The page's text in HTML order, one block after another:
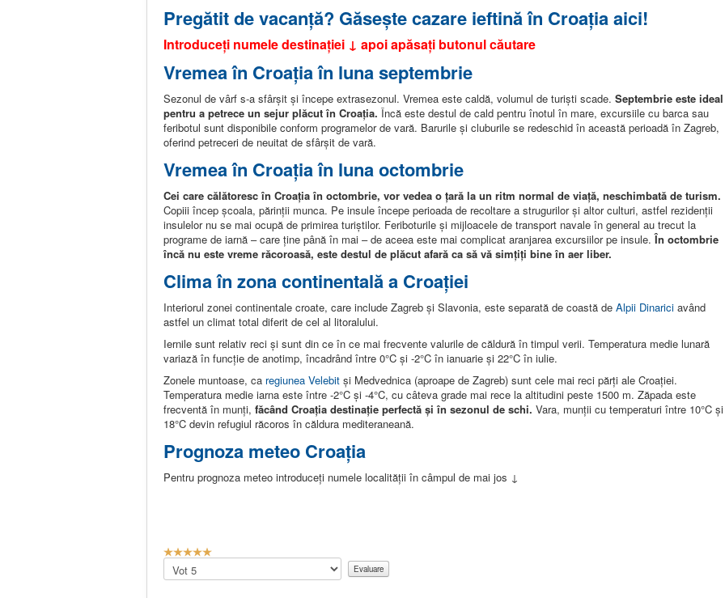
Pregătit de vacanță? Găsește cazare ieftină în Croația aici!
Introduceți numele destinației ↓ apoi apăsați butonul căutare
Vremea în Croația în luna septembrie
Sezonul de vârf s-a sfârșit și începe extrasezonul. Vremea este caldă, volumul de turiști scade. Septembrie este ideal
pentru a petrece un sejur plăcut în Croația. Încă este destul de cald pentru înotul în mare, excursiile cu barca sau
feribotul sunt disponibile conform programelor de vară. Barurile și cluburile se redeschid în această perioadă în Zagreb,
oferind petreceri de neuitat de sfârșit de vară.
Vremea în Croația în luna octombrie
Cei care călătoresc în Croația în octombrie, vor vedea o țară la un ritm normal de viață, neschimbată de turism.
Copiii încep școala, părinții munca. Pe insule începe perioada de recoltare a strugurilor și altor culturi, astfel rezidenții
insulelor nu se mai ocupă de primirea turiștilor. Feriboturile și mijloacele de transport navale în general au trecut la
programe de iarnă – care ține până în mai – de aceea este mai complicat aranjarea excursiilor pe insule.În octombrie
încă nu este vreme răcoroasă, este destul de plăcut afară ca să vă simțiți bine în aer liber.
Clima în zona continentală a Croației
Interiorul zonei continentale croate, care include Zagreb și Slavonia, este separată de coastă de Alpii Dinarici având
astfel un climat total diferit de cel al litoralului.
Iernile sunt relativ reci și sunt din ce în ce mai frecvente valurile de căldură în timpul verii. Temperatura medie lunară
variază în funcție de anotimp, încadrând între 0°C și -2°C în ianuarie și 22°C în iulie.
Zonele muntoase, ca regiunea Velebit și Medvednica (aproape de Zagreb) sunt cele mai reci părți ale Croației.
Temperatura medie iarna este între -2°C și -4°C, cu câteva grade mai rece la altitudini peste 1500 m. Zăpada este
frecventă în munți, făcând Croația destinație perfectă și în sezonul de schi. Vara, munții cu temperaturi între 10°C și
18°C devin refugiul răcoros în căldura mediteraneană.
Prognoza meteo Croația
Pentru prognoza meteo introduceți numele localității în câmpul de mai jos ↓
E
v
a
Vă
rugăm